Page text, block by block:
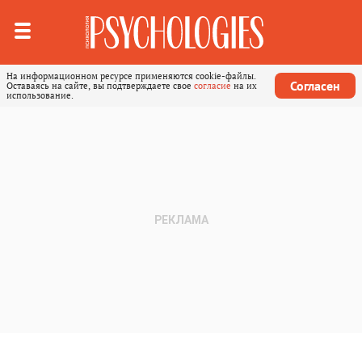
На информационном ресурсе применяются cookie-файлы.
Оставаясь на сайте, вы подтверждаете свое согласие на их
использование.
Согласен